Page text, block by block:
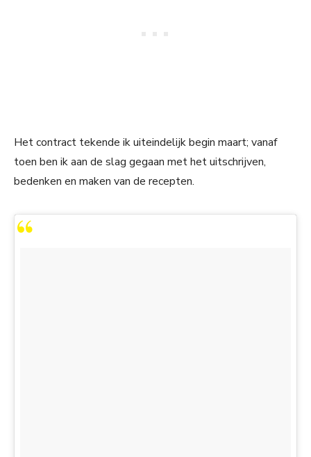
Het contract tekende ik uiteindelijk begin maart; vanaf
toen ben ik aan de slag gegaan met het uitschrijven,
bedenken en maken van de recepten.